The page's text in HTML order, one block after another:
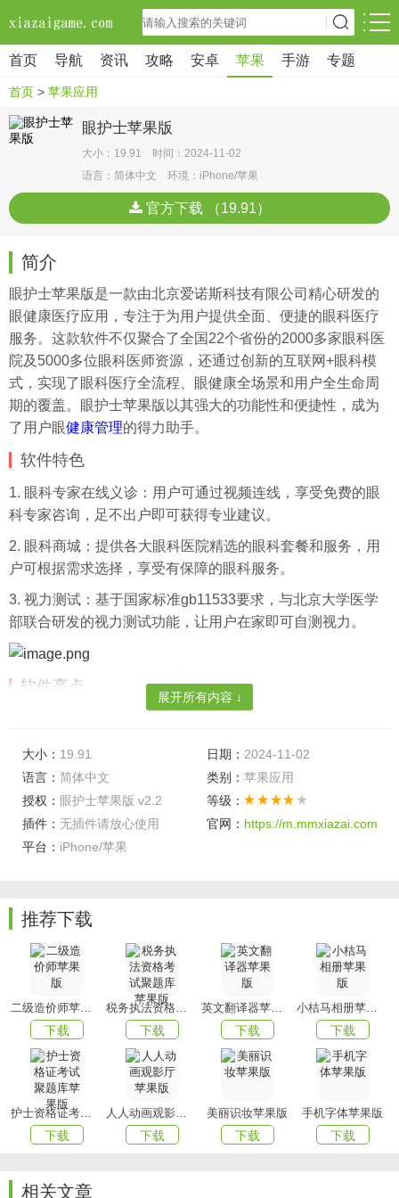
首页 导航 资讯 攻略 安卓 苹果 手游 专题
首页 > 苹果应用
眼护士苹果版
大小：19.91 时间：2024-11-02
语言：简体中文 环境：iPhone/苹果
官方下载 （19.91）
简介
眼护士苹果版是一款由北京爱诺斯科技有限公司精心研发的
眼健康医疗应用，专注于为用户提供全面、便捷的眼科医疗
服务。这款软件不仅聚合了全国22个省份的2000多家眼科医
院及5000多位眼科医师资源，还通过创新的互联网+眼科模
式，实现了眼科医疗全流程、眼健康全场景和用户全生命周
期的覆盖。眼护士苹果版以其强大的功能性和便捷性，成为
了用户眼健康管理的得力助手。
软件特色
1. 眼科专家在线义诊：用户可通过视频连线，享受免费的眼
科专家咨询，足不出户即可获得专业建议。
2. 眼科商城：提供各大眼科医院精选的眼科套餐和服务，用
户可根据需求选择，享受有保障的眼科服务。
3. 视力测试：基于国家标准gb11533要求，与北京大学医学
部联合研发的视力测试功能，让用户在家即可自测视力。
软件亮点
2. 科学护眼方案：根据用户的年龄、性别及用眼习惯，提供
个性化的科学护眼方案。
3. 权威专家团队：汇聚全国眼科专家资源，为用户提供专
业、可信赖的眼科咨询和诊疗服务。
1. 界面美观，操作便捷：软件界面设计简洁明了，用户操作
方便快捷。
2. 实时数据监测：连接智能护眼设备后，可实时监测用户的
用眼状态，提醒用户休息和进行眼部保健。
3. 丰富的健康科普：提供丰富的眼健康知识科普，帮助用户
提升眼健康意识。
4. 护眼挑战赛：举办全民护眼挑战赛，鼓励用户积极参与，
形成良好的护眼习惯。
5. 隐私保护：严格遵守隐私政策，保护用户个人信息不被泄
展开所有内容 ↓
大小： 19.91 日期： 2024-11-02
语言： 简体中文 类别： 苹果应用
授权： 眼护士苹果版 v2.2
等级：
插件： 无插件请放心使用 官网： https://m.mmxiazai.com
平台： iPhone/苹果
推荐下载
二级造价师苹果版
下载
税务执法资格考试聚题库苹果版
下载
英文翻译器苹果版
下载
小桔马相册苹果版
下载
护士资格证考试聚题库苹果版
下载
人人动画观影厅苹果版
下载
美丽识妆苹果版
下载
手机字体苹果版
下载
相关文章